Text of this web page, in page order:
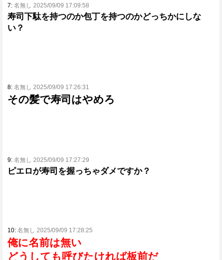
7: 名無し 2025/09/09 17:09:58
寿司下駄を持つのか包丁を持つのかどっちかにしな
い？
8: 名無し 2025/09/09 17:26:31
その髪で寿司はやめろ
9: 名無し 2025/09/09 17:27:29
ピエロが寿司を握っちゃダメですか？
10: 名無し 2025/09/09 17:28:25
俺に名前は無い
どうしても呼びたければ板前だ